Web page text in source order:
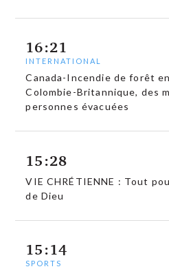
16:21
INTERNATIONAL
Canada-Incendie de forêt en
Colombie-Britannique, des
personnes évacuées
15:28
VIE CHRÉTIENNE : Tout
de Dieu
15:14
SPORTS